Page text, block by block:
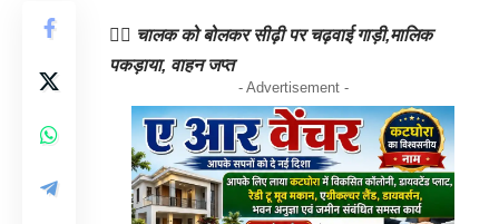
👉🏻 चालक को बोलकर सीढ़ी पर चढ़वाई गाड़ी,मालिक
पकड़ाया, वाहन जप्त
- Advertisement -